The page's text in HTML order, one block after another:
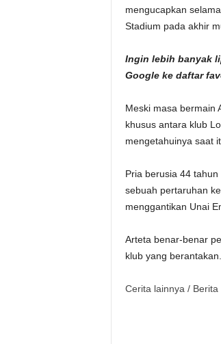
mengucapkan
Stadium pada akhir
Ingin lebih banyak
Googleke daftar
Meski masa bermain
khusus antara klub
mengetahuinya saat
Pria berusia 44
sebuah pertaruhan
menggantikan Unai
Arteta benar-benar
klub yang berantakan.
Cerita lainnya / Berita